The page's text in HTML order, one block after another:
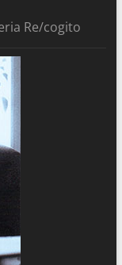
Re/cogito